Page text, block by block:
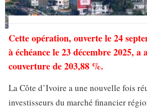
Cette opération, ouverte le 24
à échéance le 23 décembre 2025,
couverture de 203,88 %.
La Côte d’Ivoire a une nouvelle fois
investisseurs du marché financier